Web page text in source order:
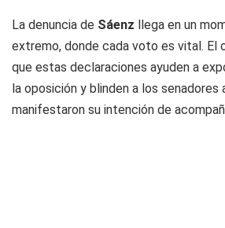
La denuncia de Sáenz llega en un
extremo, donde cada voto es vital. El
que estas declaraciones ayuden a
la oposición y blinden a los senadores
manifestaron su intención de